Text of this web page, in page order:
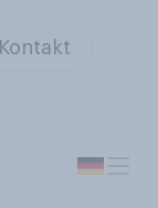
Kontakt